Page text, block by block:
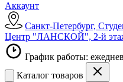
Аккаунт
Санкт-Петербург,
Центр "ЛАНСКОЙ", 2-й
График работы:
Каталог товаров